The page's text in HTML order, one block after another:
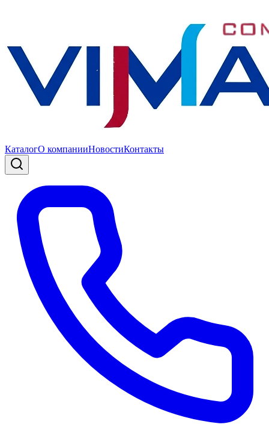
КаталогО компанииНовостиКонтакты